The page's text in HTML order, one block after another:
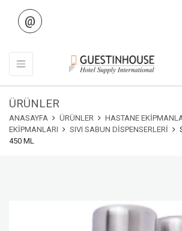
@
ÜRÜNLER
ANASAYFA ÜRÜNLER HASTANE
EKIPMANLARI
SIVI SABUN DISPENSERLERI
450 ML